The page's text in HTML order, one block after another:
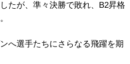
たが、準々決勝で敗れ、B2昇格
へ選手たちにさらなる飛躍を期